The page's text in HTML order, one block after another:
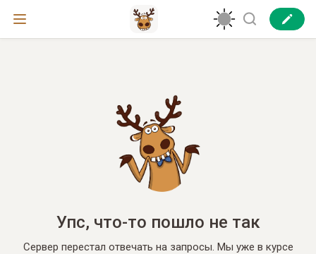
Упс, что-то пошло не так
Сервер перестал отвечать на запросы. Мы уже в курсе